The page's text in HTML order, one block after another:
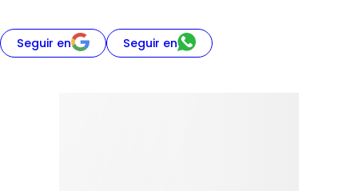
Seguir en Seguir en